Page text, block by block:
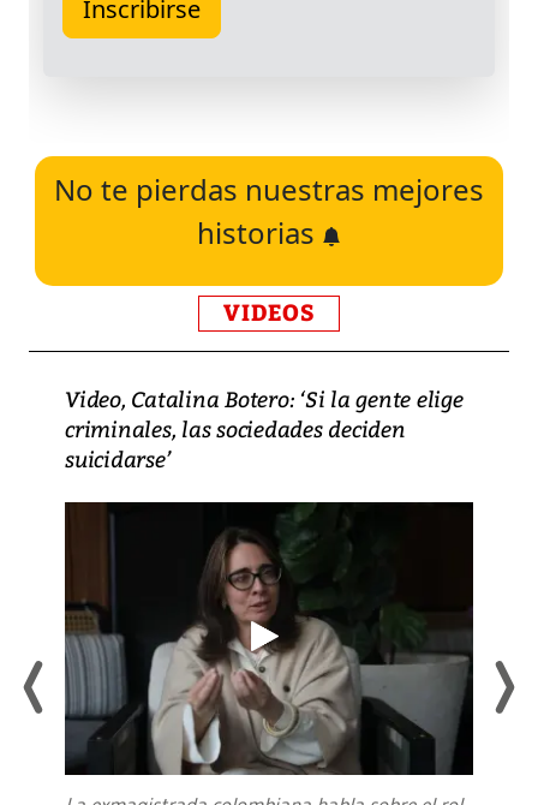
No te pierdas nuestras mejores
historias
VIDEOS
Video, Catalina Botero: ‘Si la gente elige
criminales, las sociedades deciden
suicidarse’